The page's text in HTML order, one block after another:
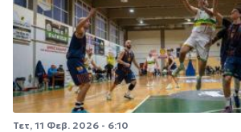
Τετ, 11 Φεβ. 2026 - 6:10